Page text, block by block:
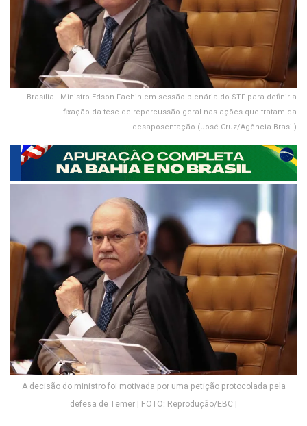
Brasília - Ministro Edson Fachin em sessão plenária do STF para definir a
fixação da tese de repercussão geral nas ações que tratam da
desaposentação (José Cruz/Agência Brasil)
A decisão do ministro foi motivada por uma petição protocolada pela
defesa de Temer | FOTO: Reprodução/EBC |